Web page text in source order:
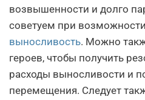
возвышенности и долго
советуем при
выносливость. Можно
героев, чтобы получить
расходы выносливости и
перемещения. Следует